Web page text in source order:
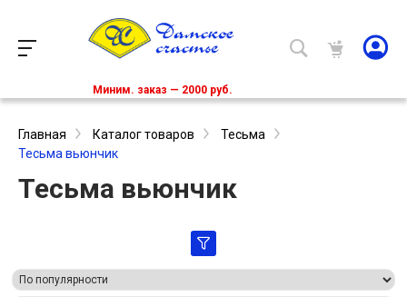
Миним. заказ — 2000 руб.
Главная Каталог товаров
Тесьма
Тесьма вьюнчик
Тесьма вьюнчик